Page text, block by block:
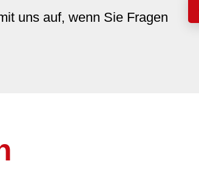
uns auf, wenn Sie Fragen